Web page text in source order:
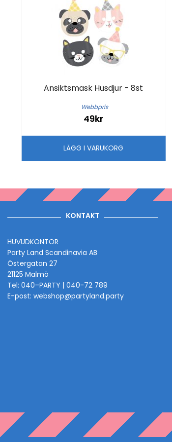
Ansiktsmask Husdjur - 8st
Webbpris
49kr
LÄGG I VARUKORG
KONTAKT
HUVUDKONTOR
Party Land Scandinavia AB
Östergatan 27
21125 Malmö
Tel: 040–PARTY | 040-72 789
E-post: webshop@partyland.party